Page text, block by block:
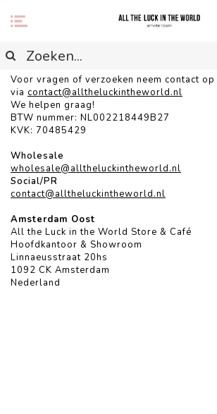
CONTACT
Voor vragen of verzoeken neem contact op
via contact@alltheluckintheworld.nl
We helpen graag!
BTW nummer: NL002218449B27
KVK: 70485429
Wholesale
wholesale@alltheluckintheworld.nl
Social/PR
contact@alltheluckintheworld.nl
Amsterdam Oost
All the Luck in the World Store & Café
Hoofdkantoor & Showroom
Linnaeusstraat 20hs
1092 CK Amsterdam
Nederland